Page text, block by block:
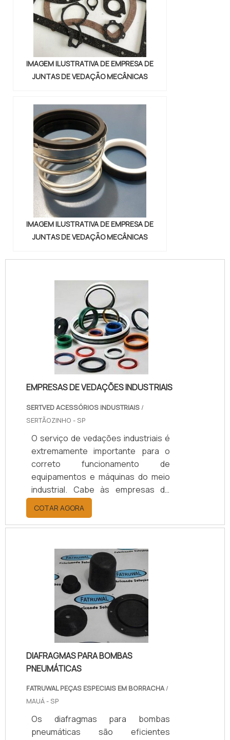
kaelved. Uma empresa com alto
know-how em laudos ...
IMAGEM ILUSTRATIVA DE EMPRESA DE
JUNTAS DE VEDAÇÃO MECÂNICAS
IMAGEM ILUSTRATIVA DE EMPRESA DE
JUNTAS DE VEDAÇÃO MECÂNICAS
EMPRESAS DE VEDAÇÕES INDUSTRIAIS
SERTVED ACESSÓRIOS INDUSTRIAIS /
SERTÃOZINHO - SP
O serviço de vedações industriais é
extremamente importante para o
correto funcionamento de
equipamentos e máquinas do meio
industrial. Cabe às empresas de
vedações industriais fornecerem
produtos qualificados para as
vedações industriais em geral, visto
aparecimento de vazamentos entre
as tubulações das máquinas. Os
produtos oferecidos são fabricados
a partir de matérias-primas com
excelência em qualidade,
juntamente com equipamentos da
mais alta tecnologia.As empre.
COTAR AGORA
DIAFRAGMAS PARA BOMBAS
PNEUMÁTICAS
FATRUWAL PEÇAS ESPECIAIS EM BORRACHA/
MAUÁ - SP
Os diafragmas para bombas
pneumáticas são eficientes